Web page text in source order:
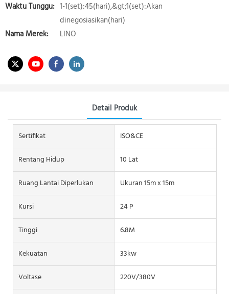
Waktu Tunggu: 1-1(set):45(hari),&gt;1(set):Akan
dinegosiasikan(hari)
Nama Merek:
LINO
Detail Produk
Sertifikat
ISO&CE
Rentang Hidup
10 Lat
Ruang Lantai Diperlukan
Ukuran 15m x 15m
Kursi
24 P
Tinggi
6.8M
Kekuatan
33kw
Voltase
220V/380V